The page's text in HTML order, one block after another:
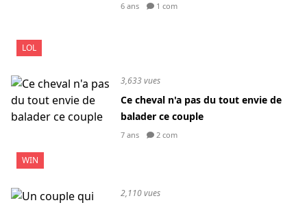
LOL
6 ans 1 com
WIN
3,633 vues
Ce cheval n'a pas du tout envie de
balader ce couple
7 ans 2 com
2,110 vues